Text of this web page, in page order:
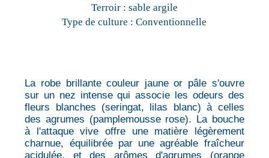
Terroir : sable argile
Type de culture : Conventionnelle
La robe brillante couleur jaune or pâle s'ouvre
sur un nez intense qui associe les odeurs des
fleurs blanches (seringat, lilas blanc) à celles
des agrumes (pamplemousse rose). La bouche
à l'attaque vive offre une matière légèrement
charnue, équilibrée par une agréable fraîcheur
acidulée, et des arômes d'agrumes (orange